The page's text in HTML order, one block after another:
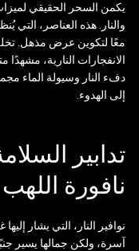
يكمن السحر الحقيقي لميزات
والنار. هذه العناصر، التي
معًا لتكوين عرض مذهل.
الانفجارات النارية، مشهدًا
دفء النار وسيولة الماء
إلى الهدوء.
تدابير
نافورة اللهب
نوافير النار، التي يشار
آسرة، ولكن جمالها يسير